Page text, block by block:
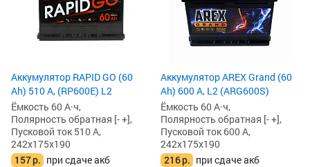
Аккумулятор RAPID GO (60
Ah) 510 А, (RP600E) L2
Ёмкость 60 А·ч,
Полярность обратная [- +],
Пусковой ток 510 А,
242x175x190
157р. при сдаче акб
Аккумулятор AREX Grand (60
Ah) 600 А, L2 (ARG600S)
Ёмкость 60 А·ч,
Полярность обратная [- +],
Пусковой ток 600 А,
242x175x190
216р. при сдаче акб